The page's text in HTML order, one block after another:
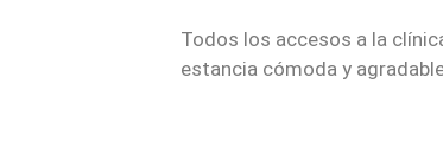
Todos los accesos a la
estancia cómoda y